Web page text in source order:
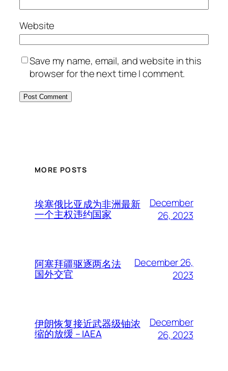
Website
Save my name, email, and website in this
browser for the next time I comment.
MORE POSTS
埃塞俄比亚成为非洲最新
一个主权违约国家
December
26, 2023
阿塞拜疆驱逐两名法
国外交官
December 26,
2023
伊朗恢复接近武器级铀浓
缩的放缓 – IAEA
December
26, 2023